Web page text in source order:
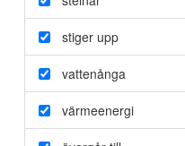
stiger upp
vattenånga
värmeenergi